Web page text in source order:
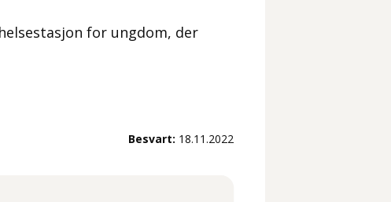
for ungdom, der
Besvart: 18.11.2022